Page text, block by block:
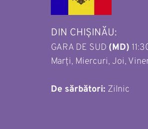
DIN CHIȘINĂU:
GARA DE SUD (MD)
Marți, Miercuri, Joi,
De sărbători: Zilnic